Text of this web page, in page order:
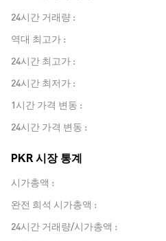
24시간 거래량
역대 최고가
24시간 최고가
24시간 최저가
1시간 가격 변동
24시간 가격 변동
PKR 시장 통계
시가총액
완전 희석 시가총액
24시간 거래량/시가총액